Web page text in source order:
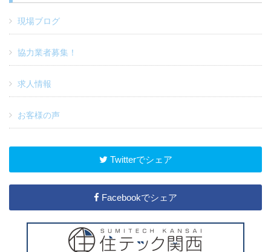
現場ブログ
協力業者募集！
求人情報
お客様の声
Twitterでシェア
Facebookでシェア